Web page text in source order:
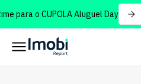
para o CUPOLA Aluguel Day